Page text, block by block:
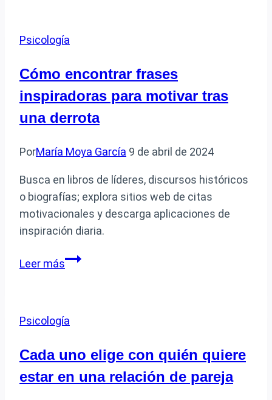
Psicología
Cómo encontrar frases
inspiradoras para motivar tras
una derrota
PorMaría Moya García 9 de abril de 2024
Busca en libros de líderes, discursos históricos
o biografías; explora sitios web de citas
motivacionales y descarga aplicaciones de
inspiración diaria.
Leer másCómo
para
tras
una
Psicología
Cada uno elige con quién quiere
estar en una relación de pareja